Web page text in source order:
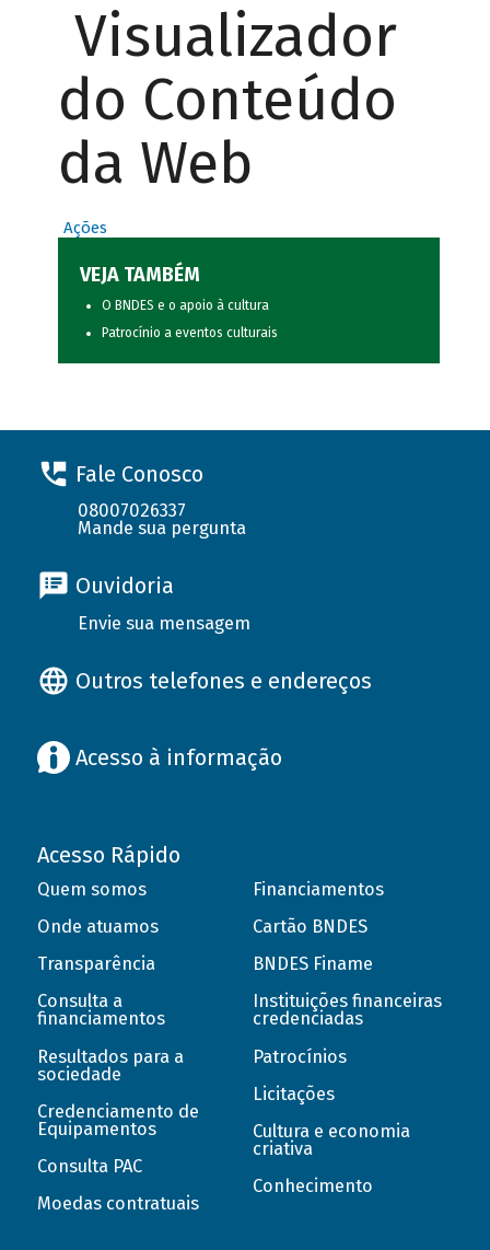
Visualizador
do Conteúdo
da Web
Ações
VEJA TAMBÉM
O BNDES e o apoio à cultura
Patrocínio a eventos culturais
Fale Conosco
08007026337
Mande sua pergunta
Ouvidoria
Envie sua mensagem
Outros telefones e endereços
Acesso à informação
Acesso Rápido
Quem somos
Onde atuamos
Transparência
Consulta a
financiamentos
Resultados para a
sociedade
Credenciamento de
Equipamentos
Consulta PAC
Moedas contratuais
Financiamentos
Cartão BNDES
BNDES Finame
Instituições financeiras
credenciadas
Patrocínios
Licitações
Cultura e economia
criativa
Conhecimento